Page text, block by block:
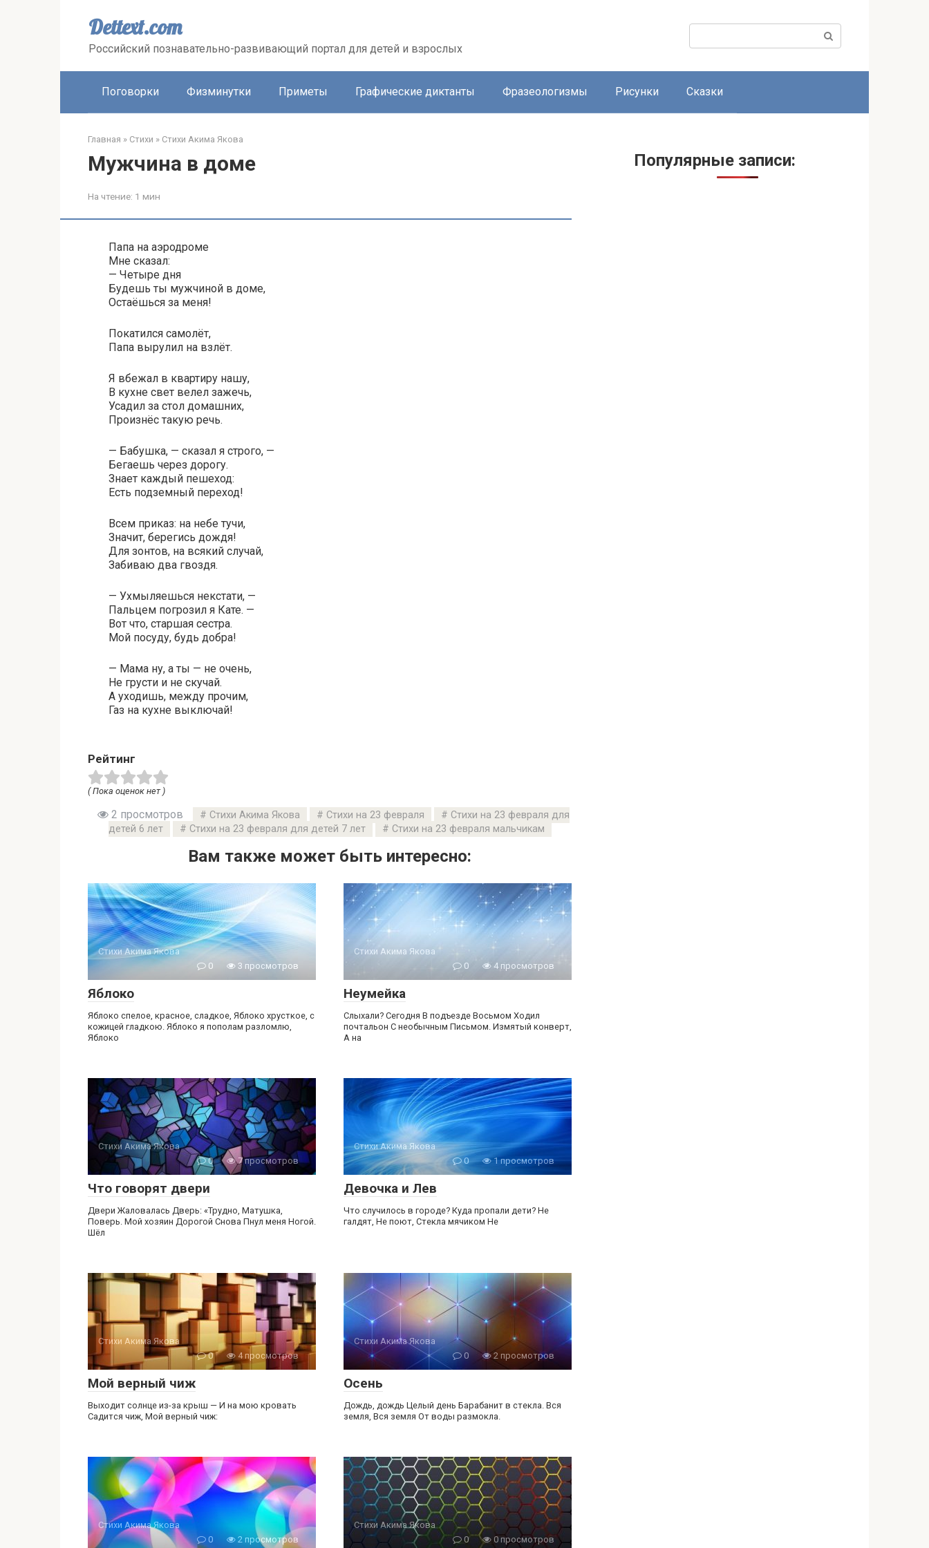
Dettext.com
Российский познавательно-развивающий портал для детей и взрослых
Поиск:
Поговорки Физминутки Приметы Графические диктанты Фразеологизмы Рисунки Сказки
Главная » Стихи » Стихи Акима Якова
Мужчина в доме
На чтение: 1 мин
Папа на аэродроме
Мне сказал:
— Четыре дня
Будешь ты мужчиной в доме,
Остаёшься за меня!
Покатился самолёт,
Папа вырулил на взлёт.
Я вбежал в квартиру нашу,
В кухне свет велел зажечь,
Усадил за стол домашних,
Произнёс такую речь.
— Бабушка, — сказал я строго, —
Бегаешь через дорогу.
Знает каждый пешеход:
Есть подземный переход!
Всем приказ: на небе тучи,
Значит, берегись дождя!
Для зонтов, на всякий случай,
Забиваю два гвоздя.
— Ухмыляешься некстати, —
Пальцем погрозил я Кате. —
Вот что, старшая сестра.
Мой посуду, будь добра!
— Мама ну, а ты — не очень,
Не грусти и не скучай.
А уходишь, между прочим,
Газ на кухне выключай!
Рейтинг
( Пока оценок нет )
2 просмотров Стихи Акима Якова Стихи на 23 февраля
Стихи на 23 февраля для
детей 6 лет
Стихи на 23 февраля для детей 7 лет Стихи на 23 февраля мальчикам
Вам также может быть интересно:
Стихи Акима Якова
0
3 просмотров
Яблоко
Яблоко спелое, красное, сладкое, Яблоко хрусткое, с
кожицей гладкою. Яблоко я пополам разломлю,
Яблоко
Стихи Акима Якова
0
4 просмотров
Неумейка
Слыхали? Сегодня В подъезде Восьмом Ходил
почтальон С необычным Письмом. Измятый конверт,
А на
Стихи Акима Якова
0
7 просмотров
Что говорят двери
Двери Жаловалась Дверь: «Трудно, Матушка,
Поверь. Мой хозяин Дорогой Снова Пнул меня Ногой.
Шёл
Стихи Акима Якова
0
1 просмотров
Девочка и Лев
Что случилось в городе? Куда пропали дети? Не
галдят, Не поют, Стекла мячиком Не
Стихи Акима Якова
0
4 просмотров
Мой верный чиж
Выходит солнце из-за крыш — И на мою кровать
Садится чиж, Мой верный чиж:
Стихи Акима Якова
0
2 просмотров
Осень
Дождь, дождь Целый день Барабанит в стекла. Вся
земля, Вся земля От воды размокла.
Стихи Акима Якова
0
2 просмотров
Стихи Акима Якова
0
0 просмотров
Популярные записи: